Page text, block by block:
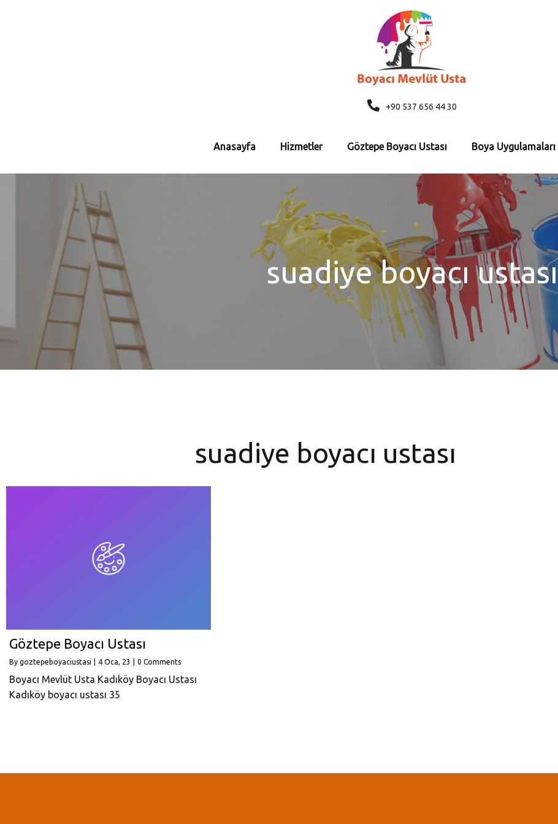
+90 537 656 44 30
Anasayfa Hizmetler Göztepe Boyacı Ustası Boya Uygulamaları
suadiye boyacı ustası
suadiye boyacı ustası
Göztepe Boyacı Ustası
By goztepeboyaciustasi 4 Oca, 23 0 Comments
Boyacı Mevlüt Usta Kadıköy Boyacı Ustası
Kadıköy boyacı ustası 35